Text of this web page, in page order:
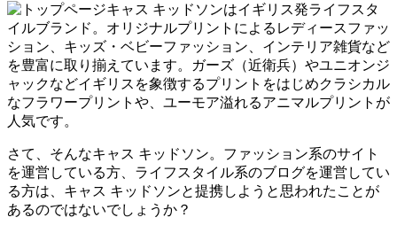
キャス キッドソンはイギリス発ライフスタ
イルブランド。オリジナルプリントによるレディースファッ
ション、キッズ・ベビーファッション、インテリア雑貨など
を豊富に取り揃えています。ガーズ（近衛兵）やユニオンジ
ャックなどイギリスを象徴するプリントをはじめクラシカル
なフラワープリントや、ユーモア溢れるアニマルプリントが
人気です。
さて、そんなキャス キッドソン。ファッション系のサイト
を運営している方、ライフスタイル系のブログを運営してい
る方は、キャス キッドソンと提携しようと思われたことが
あるのではないでしょうか？